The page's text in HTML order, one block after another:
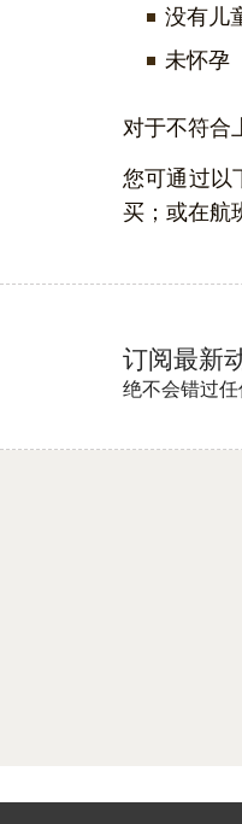
没有儿
未怀孕
对于不符合
您可通过以
买；或在航
订阅最新
绝不会错过任